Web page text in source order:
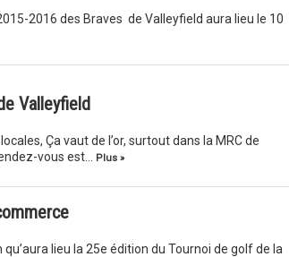
2016 des Braves de Valleyfield aura lieu le 10
Valleyfield
Ça vaut de l’or, surtout dans la MRC de
vous est…
Plus »
lieu la 25e édition du Tournoi de golf de la